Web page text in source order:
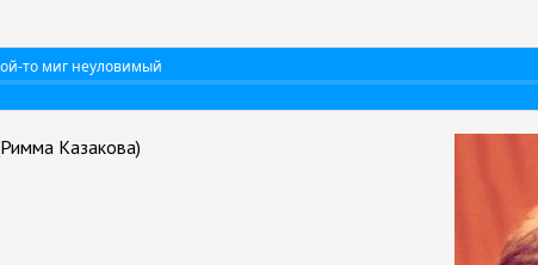
то миг неуловимый
Казакова)